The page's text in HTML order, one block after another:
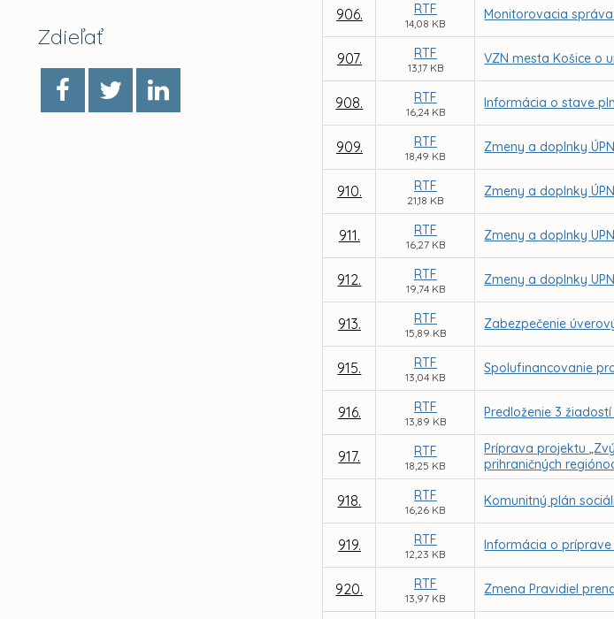
Zdieľať
906. RTF
14,08 KB
Monitorovacia
907. RTF
13,17 KB
VZN mesta Košice o
908. RTF
16,24 KB
Informácia o stave
909. RTF
18,49 KB
Zmeny a doplnky
910. RTF
21,18 KB
Zmeny a doplnky
911. RTF
16,27 KB
Zmeny a doplnky
912. RTF
19,74 KB
Zmeny a doplnky
913. RTF
15,89 KB
Zabezpečenie
915. RTF
13,04 KB
Spolufinancovanie
916. RTF
13,89 KB
Predloženie 3
917. RTF
18,25 KB
Príprava projektu
prihraničných
918. RTF
16,26 KB
Komunitný plán
919. RTF
12,23 KB
Informácia o príprave
920. RTF
13,97 KB
Zmena Pravidiel